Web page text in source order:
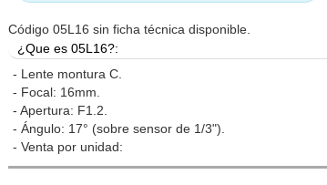
Código 05L16 sin ficha técnica disponible.
¿Que es 05L16?:
- Lente montura C.
- Focal: 16mm.
- Apertura: F1.2.
- Ángulo: 17° (sobre sensor de 1/3").
- Venta por unidad: